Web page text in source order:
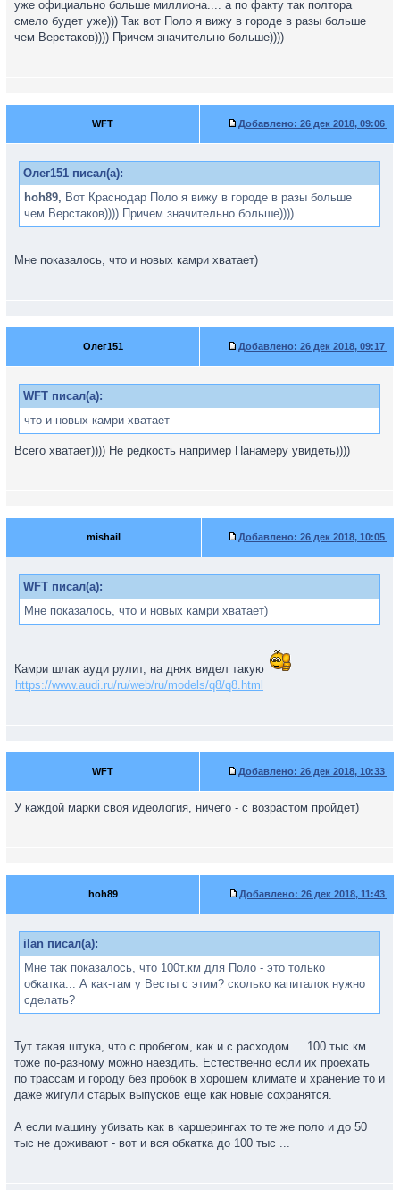
уже официально больше миллиона.... а по факту так полтора
смело будет уже))) Так вот Поло я вижу в городе в разы больше
чем Верстаков)))) Причем значительно больше))))
WFT Добавлено: 26 дек 2018, 09:06
Олег151 писал(а):
hoh89, Вот Краснодар Поло я вижу в городе в разы больше
чем Верстаков)))) Причем значительно больше))))
Мне показалось, что и новых камри хватает)
Олег151 Добавлено: 26 дек 2018, 09:17
WFT писал(а):
что и новых камри хватает
Всего хватает)))) Не редкость например Панамеру увидеть))))
mishail Добавлено: 26 дек 2018, 10:05
WFT писал(а):
Мне показалось, что и новых камри хватает)
Камри шлак ауди рулит, на днях видел такую
https://www.audi.ru/ru/web/ru/models/q8/q8.html
WFT Добавлено: 26 дек 2018, 10:33
У каждой марки своя идеология, ничего - с возрастом пройдет)
hoh89 Добавлено: 26 дек 2018, 11:43
ilan писал(а):
Мне так показалось, что 100т.км для Поло - это только
обкатка... А как-там у Весты с этим? сколько капиталок нужно
сделать?
Тут такая штука, что с пробегом, как и с расходом ... 100 тыс км
тоже по-разному можно наездить. Естественно если их проехать
по трассам и городу без пробок в хорошем климате и хранение то и
даже жигули старых выпусков еще как новые сохранятся.
А если машину убивать как в каршерингах то те же поло и до 50
тыс не доживают - вот и вся обкатка до 100 тыс ...